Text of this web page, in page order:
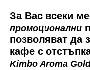
За Вас всеки
промоционални
позволяват да
кафе с
Kimbo Aroma